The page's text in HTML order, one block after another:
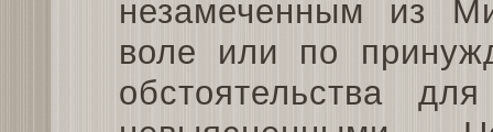
незамеченным из
воле или по
обстоятельства